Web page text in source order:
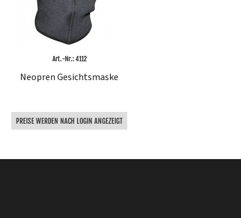
Art.-Nr.: 4112
Neopren Gesichtsmaske
PREISE WERDEN NACH LOGIN ANGEZEIGT